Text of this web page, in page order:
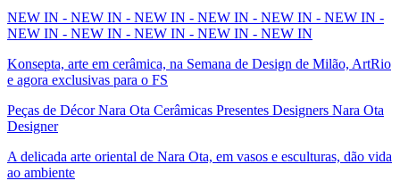
NEW IN - NEW IN - NEW IN - NEW IN - NEW IN - NEW IN -
NEW IN - NEW IN - NEW IN - NEW IN - NEW IN
Konsepta, arte em cerâmica, na Semana de Design de Milão, ArtRio
e agora exclusivas para o FS
Peças de Décor Nara Ota Cerâmicas Presentes Designers Nara Ota
Designer
A delicada arte oriental de Nara Ota, em vasos e esculturas, dão vida
ao ambiente